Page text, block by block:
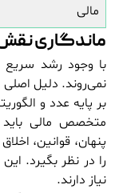
مالی
ماندگاری
با وجود رشد
نمی‌روند. دلیل
بر پایه عدد و
متخصص مالی باید
پنهان، قوانین،
را در نظر بگیرد.
نیاز دارند.